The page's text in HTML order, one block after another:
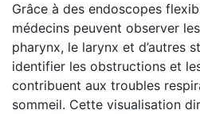
Grâce à des endoscopes
médecins peuvent observer
pharynx, le larynx et d’autres
identifier les obstructions et
contribuent aux troubles
sommeil. Cette visualisation